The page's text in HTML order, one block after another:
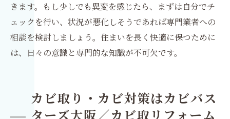
きます。もし少しでも異変を感じたら、まずは自分でチ
ェックを行い、状況が悪化しそうであれば専門業者への
相談を検討しましょう。住まいを長く快適に保つために
は、日々の意識と専門的な知識が不可欠です。
カビ取り・カビ対策はカビバス